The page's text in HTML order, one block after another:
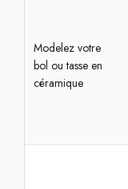
Modelez votre
bol ou tasse en
céramique